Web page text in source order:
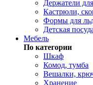
Держатели
Кастрюли,
Формы для
Детская
Мебель
По категории
Шкаф
Комод, тумба
Вешалки,
Хранение